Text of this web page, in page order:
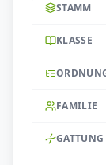
STAMM
KLASSE
FAMILIE
GATTUNG